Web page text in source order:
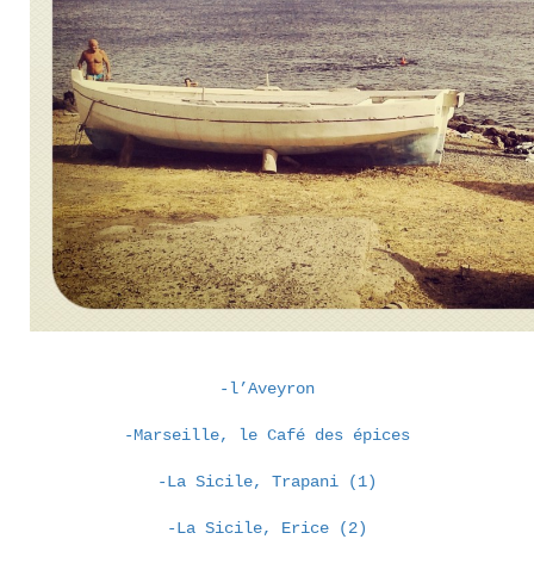
-l’Aveyron
-Marseille, le Café des épices
-La Sicile, Trapani (1)
-La Sicile, Erice (2)